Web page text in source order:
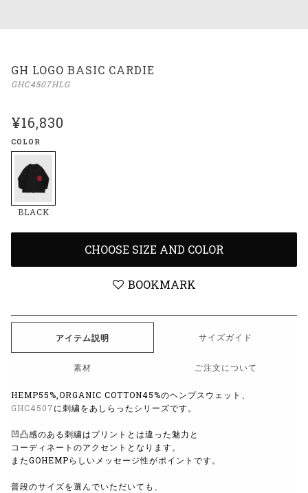
GH LOGO BASIC CARDIE
GHC4507HLG
¥16,830
COLOR
BLACK
CHOOSE SIZE AND COLOR
BOOKMARK
アイテム説明 サイズガイド
素材 ご注文について
HEMP55%,ORGANIC COTTON45%のヘンプスウェット、
GHC4507に刺繍をあしらったシリーズです。
凹凸感のある刺繍はプリントとは違った魅力と
コーディネートのアクセントとなります。
またGOHEMPらしいメッセージ性がポイントです。
普段のサイズを選んでいただいても、